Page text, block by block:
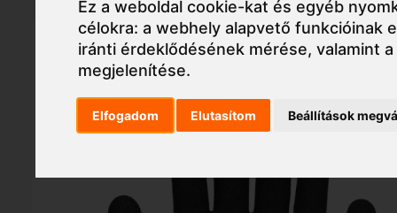
Ez a weboldal cookie-kat és egyéb
célokra:a webhely alapvető funkcióinak
iránti érdeklődésének mérése, valamint
megjelenítése.
Elfogadom Elutasítom Beállítások